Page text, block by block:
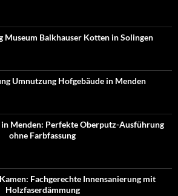
Museum Balkhauser Kotten in Solingen
Umnutzung Hofgebäude in Menden
Menden: Perfekte Oberputz-Ausführung
ohne Farbfassung
Fachgerechte Innensanierung mit
Holzfaserdämmung